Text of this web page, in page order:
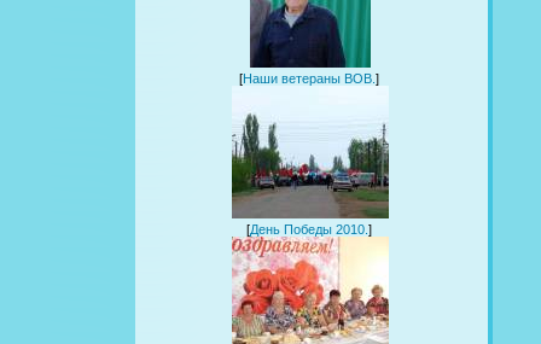
[Наши ветераны ВОВ.]
[День Победы 2010.]